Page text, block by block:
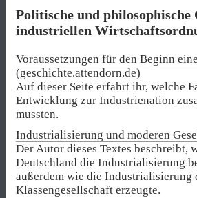
Politische und philosophische
industriellen
Voraussetzungen für den Beginn
(geschichte.attendorn.de)
Auf dieser Seite erfahrt ihr, welche
Entwicklung zur Industrienation
mussten.
Industrialisierung und moderen
Der Autor dieses Textes beschreibt,
Deutschland die Industrialisierung
außerdem wie die Industrialisierung
Klassengesellschaft erzeugte.